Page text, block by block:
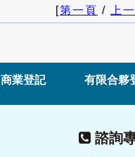
[第一頁 / 上
商業登記 有限合夥
諮詢